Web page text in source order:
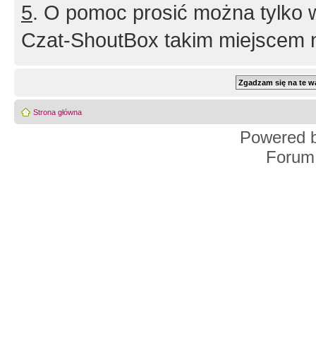
5. O pomoc prosić można tylko
Czat-ShoutBox takim miejscem
Strona główna
Powered